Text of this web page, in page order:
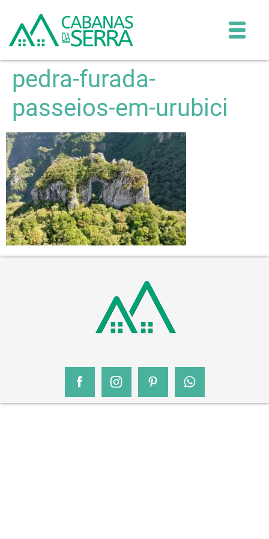
pedra-furada-
passeios-em-urubici